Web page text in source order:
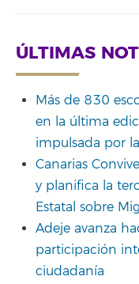
ÚLTIMAS
Más de 830
en la última
impulsada por
Canarias
y planifica la
Estatal sobre
Adeje avanza
participación
ciudadanía